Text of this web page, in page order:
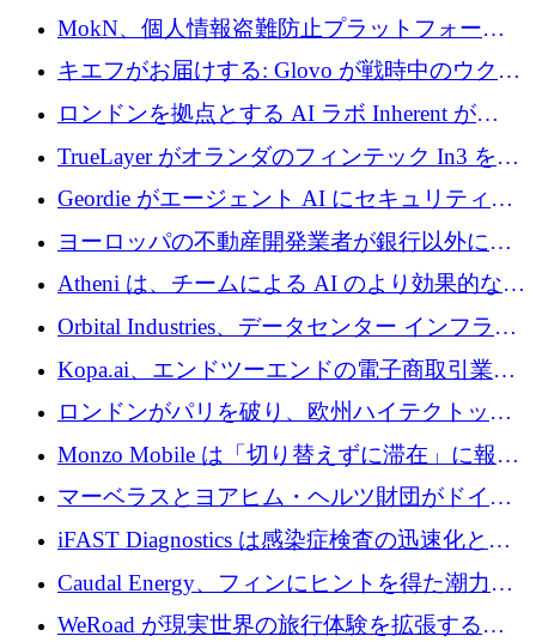
TrueLayer が In3 を買収、ロンドンが首位の座
を奪還
MokN、個人情報盗難防止プラットフォーム
の成長のためにシリーズ A で 1,500 万ドルを
調達
キエフがお届けする: Glovo が戦時中のウクラ
イナで最も急速に成長する市場の 1 つをどの
ように拡大したか
ロンドンを拠点とする AI ラボ Inherent が
5,000 万ドルの資金調達でステルスから浮上
TrueLayer がオランダのフィンテック In3 を買
収、チェックアウト時にクレジットを提供
Geordie がエージェント AI にセキュリティと
ガバナンスをもたらすために 3,000 万ドルを
ヨーロッパの不動産開発業者が銀行以外にも
目を向けているため、InRentoの資金調達額は
1億ユーロを突破
Atheni は、チームによる AI のより効果的な使
用を支援するために 35 万ポンドを確保
Orbital Industries、データセンター インフラス
トラクチャ システムの拡張に 5,000 万ドルを
確保
Kopa.ai、エンドツーエンドの電子商取引業務
用の AI エージェントを構築するために 200
万ユーロを調達
ロンドンがパリを破り、欧州ハイテクトップ
の座を奪還
Monzo Mobile は「切り替えずに滞在」に報酬
を与える
マーベラスとヨアヒム・ヘルツ財団がドイツ
の商業化ギャップを埋めるために2,000万ユー
ロのディープテック基金を立ち上げる
iFAST Diagnostics は感染症検査の迅速化と抗
菌薬耐性への取り組みに 500 万ポンドを寄付
Caudal Energy、フィンにヒントを得た潮力発
電技術の規模拡大に向けて 430 万ポンドを調
WeRoad が現実世界の旅行体験を拡張するた